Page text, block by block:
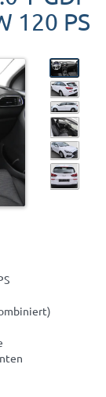
120 PS